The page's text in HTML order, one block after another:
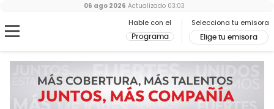
Hable con el
Programa
Selecciona tu emisora
Elige tu emisora
06 ago 2026 Actualizado 03:03